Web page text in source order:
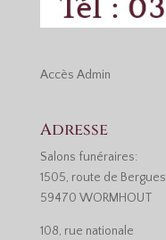
Accès Admin
Adresse
Salons funéraires:
1505, route de Bergues
59470 WORMHOUT
108, rue nationale